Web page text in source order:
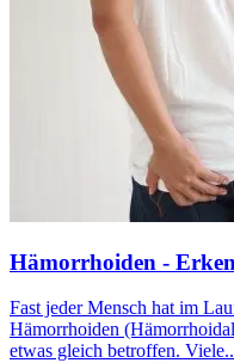
Hämorrhoiden -
Fast jeder Mensch hat im
Hämorrhoiden
etwas gleich betroffen.